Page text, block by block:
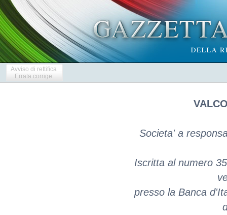
Avviso di rettifica
Errata corrige
Societa' a
Iscritta al numero
presso la Banca